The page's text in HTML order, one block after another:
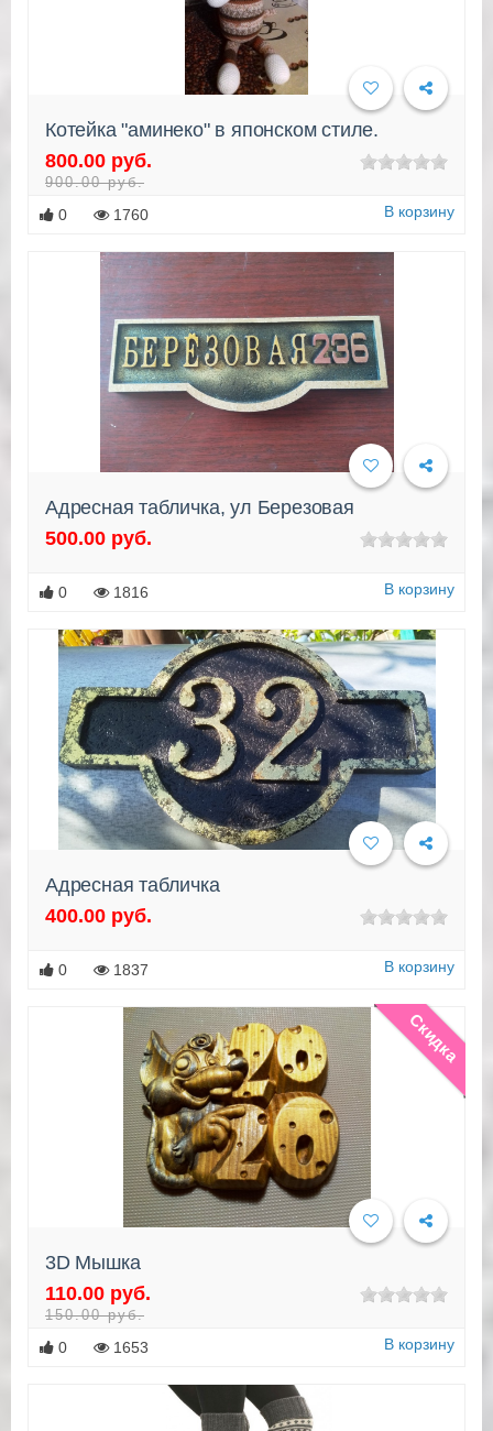
Котейка "аминеко" в японском стиле.
800.00 руб.
900.00 руб.
0 1760 В корзину
Адресная табличка, ул Березовая
500.00 руб.
0 1816 В корзину
Адресная табличка
400.00 руб.
0 1837 В корзину
Скидка
3D Мышка
110.00 руб.
150.00 руб.
0 1653 В корзину